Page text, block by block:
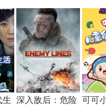
生
深入敌后：危险 可可